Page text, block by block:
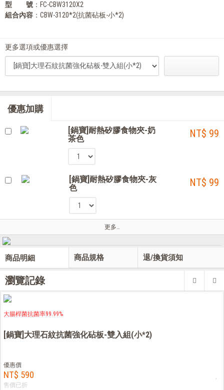
型 號 ：FC-CBW3120X2
組合內容 ：CBW-3120*2(抗菌砧板-小*2)
更多選項或優惠選擇
優惠加購
[鍋寶]耐熱矽膠食物夾-奶
茶色
NT$ 99
[鍋寶]耐熱矽膠食物夾-灰
色
NT$ 99
更多…
商品明細 商品規格 退/換貨須知
瀏覽記錄
大腸桿菌抗菌率99.99%
[鍋寶]大理石紋抗菌強化砧板-雙入組(小*2)
優惠價
NT$ 590
售價已折